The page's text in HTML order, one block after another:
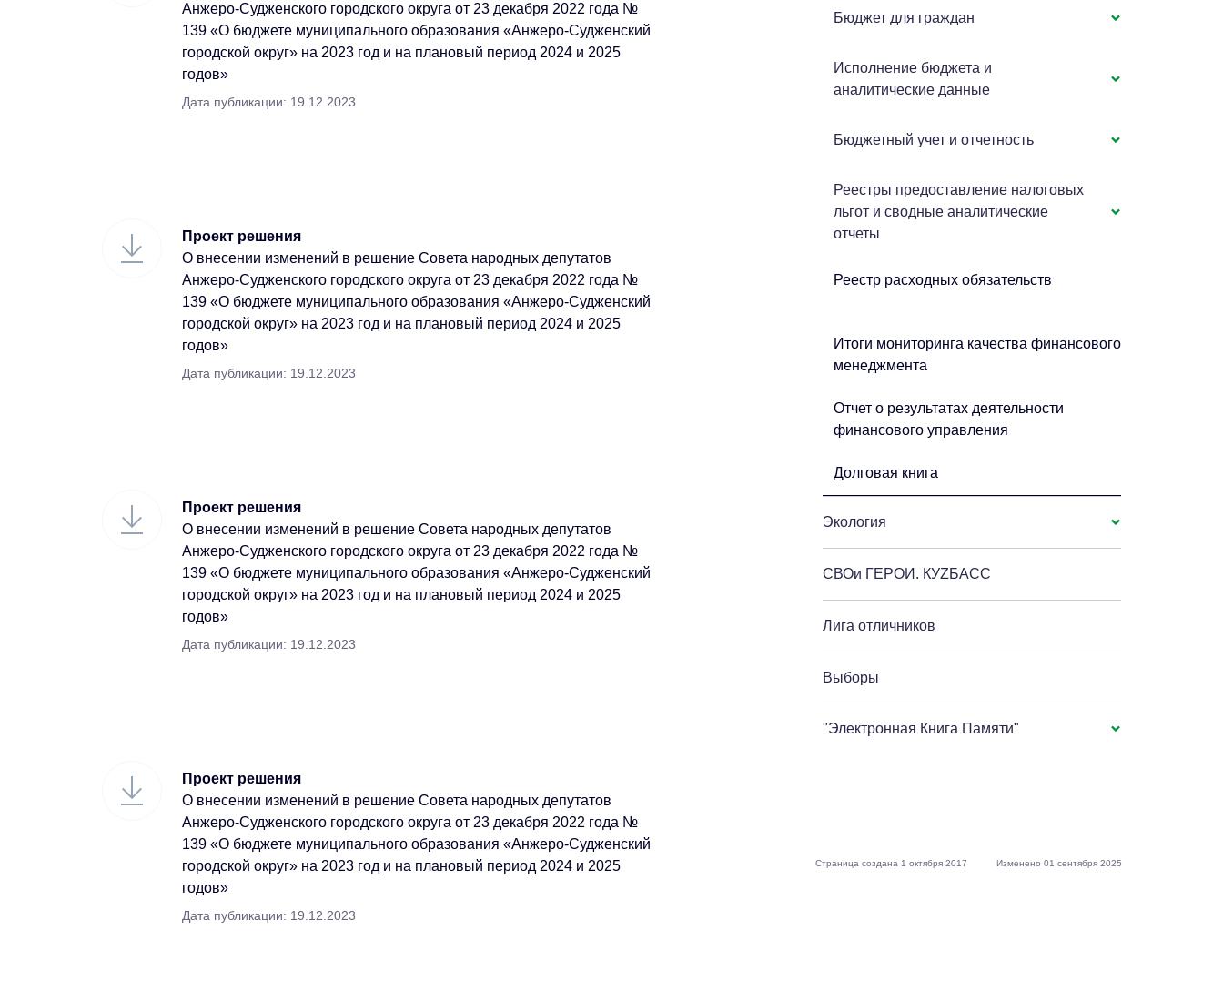
Анжеро-Судженского городского округа от 23 декабря 2022 года №
139 «О бюджете муниципального образования «Анжеро-Судженский
городской округ» на 2023 год и на плановый период 2024 и 2025
годов»
Дата публикации: 19.12.2023
Проект решения
О внесении изменений в решение Совета народных депутатов
Анжеро-Судженского городского округа от 23 декабря 2022 года №
139 «О бюджете муниципального образования «Анжеро-Судженский
городской округ» на 2023 год и на плановый период 2024 и 2025
годов»
Дата публикации: 19.12.2023
Проект решения
О внесении изменений в решение Совета народных депутатов
Анжеро-Судженского городского округа от 23 декабря 2022 года №
139 «О бюджете муниципального образования «Анжеро-Судженский
городской округ» на 2023 год и на плановый период 2024 и 2025
годов»
Дата публикации: 19.12.2023
Проект решения
О внесении изменений в решение Совета народных депутатов
Анжеро-Судженского городского округа от 23 декабря 2022 года №
139 «О бюджете муниципального образования «Анжеро-Судженский
городской округ» на 2023 год и на плановый период 2024 и 2025
годов»
Дата публикации: 19.12.2023
Бюджет для граждан
Исполнение бюджета и
аналитические данные
Бюджетный учет и отчетность
Реестры предоставление налоговых
льгот и сводные аналитические
отчеты
Реестр расходных обязательств
Итоги мониторинга качества финансового
менеджмента
Отчет о результатах деятельности
финансового управления
Долговая книга
Экология
СВОи ГЕРОИ. КУZБАСС
Лига отличников
Выборы
"Электронная Книга Памяти"
Страница создана 1 октября 2017 Изменено 01 сентября 2025